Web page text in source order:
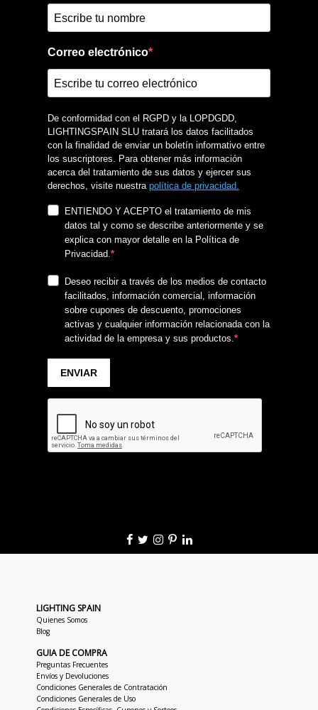
LIGHTING SPAIN
Quienes Somos
Blog
GUIA DE COMPRA
Preguntas Frecuentes
Envíos y Devoluciones
Condiciones Generales de Contratación
Condiciones Generales de Uso